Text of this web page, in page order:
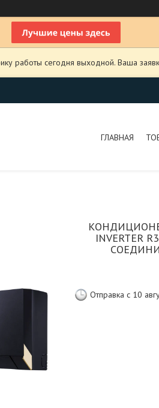
работы сегодня выходной. Ваша
ГЛАВНАЯ
INVERTER
Отправка с 10